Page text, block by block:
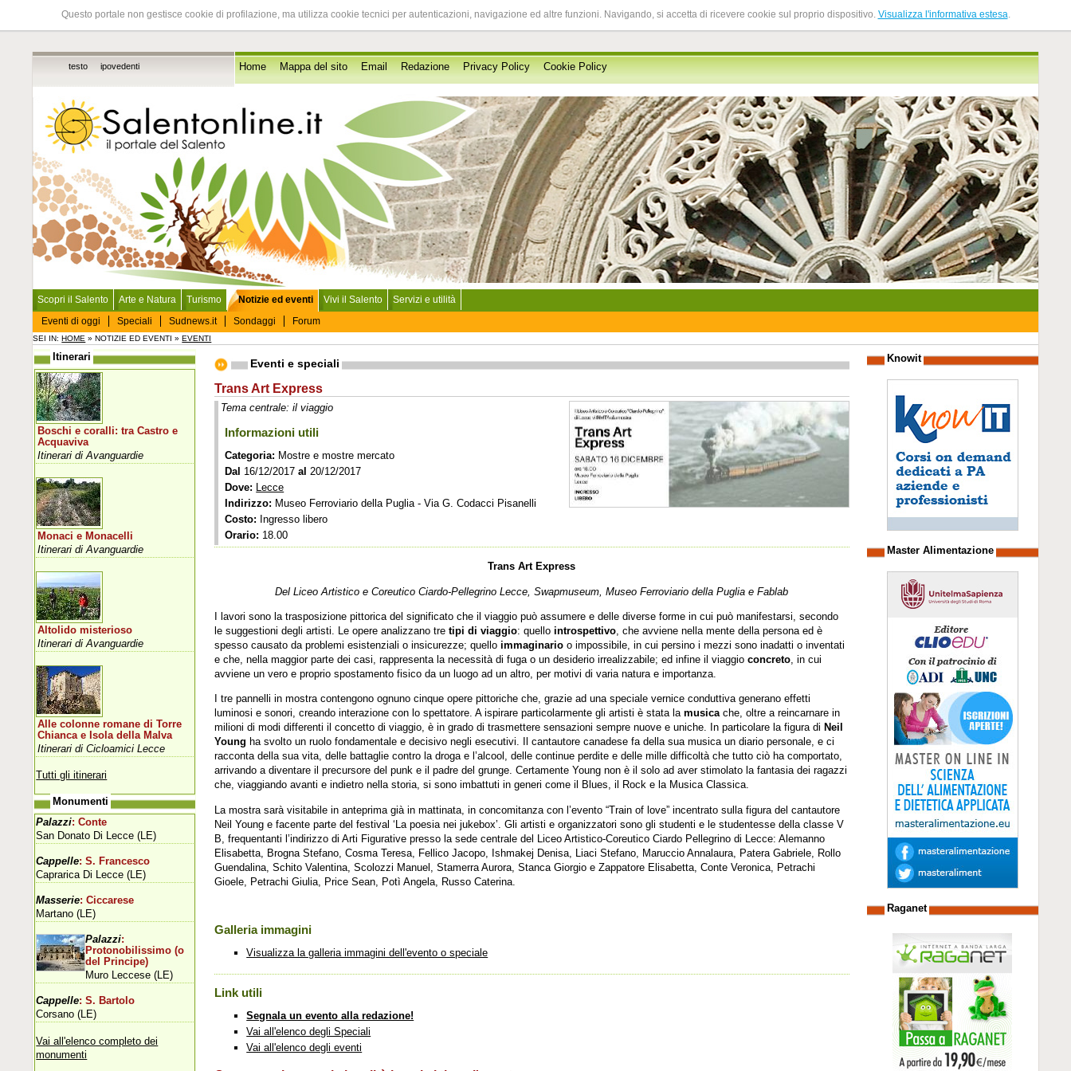
Questo portale non gestisce cookie di profilazione, ma utilizza cookie tecnici per autenticazioni, navigazione ed altre funzioni. Navigando, si accetta di ricevere cookie sul proprio dispositivo. Visualizza l'informativa estesa.
testo ipovedenti Home Mappa del sito Email Redazione Privacy Policy Cookie Policy
Scopri il Salento Arte e Natura Turismo
Notizie ed eventi
Eventi di oggi
Speciali Sudnews.it Sondaggi Forum
Vivi il Salento Servizi e utilità
SEI IN:HOME » NOTIZIE ED EVENTI »EVENTI
Eventi e speciali
Trans Art Express
Tema centrale: il viaggio
Informazioni utili
Categoria: Mostre e mostre mercato
Dal 16/12/2017al 20/12/2017
Dove: Lecce
Indirizzo: Museo Ferroviario della Puglia - Via G. Codacci Pisanelli
Costo: Ingresso libero
Orario: 18.00
Trans Art Express
Del Liceo Artistico e Coreutico Ciardo-Pellegrino Lecce, Swapmuseum, Museo Ferroviario della Puglia e Fablab
I lavori sono la trasposizione pittorica del significato che il viaggio può assumere e delle diverse forme in cui può manifestarsi, secondo
le suggestioni degli artisti. Le opere analizzano tretipi di viaggio: quellointrospettivo, che avviene nella mente della persona ed è
spesso causato da problemi esistenziali o insicurezze; quelloimmaginario o impossibile, in cui persino i mezzi sono inadatti o inventati
e che, nella maggior parte dei casi, rappresenta la necessità di fuga o un desiderio irrealizzabile; ed infine il viaggioconcreto, in cui
avviene un vero e proprio spostamento fisico da un luogo ad un altro, per motivi di varia natura e importanza.
I tre pannelli in mostra contengono ognuno cinque opere pittoriche che, grazie ad una speciale vernice conduttiva generano effetti
luminosi e sonori, creando interazione con lo spettatore. A ispirare particolarmente gli artisti è stata lamusicache, oltre a reincarnare in
milioni di modi differenti il concetto di viaggio, è in grado di trasmettere sensazioni sempre nuove e uniche. In particolare la figura di Neil
Young ha svolto un ruolo fondamentale e decisivo negli esecutivi. Il cantautore canadese fa della sua musica un diario personale, e ci
racconta della sua vita, delle battaglie contro la droga e l’alcool, delle continue perdite e delle mille difficoltà che tutto ciò ha comportato,
arrivando a diventare il precursore del punk e il padre del grunge. Certamente Young non è il solo ad aver stimolato la fantasia dei ragazzi
che, viaggiando avanti e indietro nella storia, si sono imbattuti in generi come il Blues, il Rock e la Musica Classica.
La mostra sarà visitabile in anteprima già in mattinata, in concomitanza con l’evento “Train of love” incentrato sulla figura del cantautore
Neil Young e facente parte del festival ‘La poesia nei jukebox’. Gli artisti e organizzatori sono gli studenti e le studentesse della classe V
B, frequentanti l’indirizzo di Arti Figurative presso la sede centrale del Liceo Artistico-Coreutico Ciardo Pellegrino di Lecce: Alemanno
Elisabetta, Brogna Stefano, Cosma Teresa, Fellico Jacopo, Ishmakej Denisa, Liaci Stefano, Maruccio Annalaura, Patera Gabriele, Rollo
Guendalina, Schito Valentina, Scolozzi Manuel, Stamerra Aurora, Stanca Giorgio e Zappatore Elisabetta, Conte Veronica, Petrachi
Gioele, Petrachi Giulia, Price Sean, Potì Angela, Russo Caterina.
Galleria immagini
Visualizza la galleria immagini dell'evento o speciale
Link utili
Segnala un evento alla redazione!
Vai all'elenco degli Speciali
Vai all'elenco degli eventi
Itinerari
Boschi e coralli: tra Castro e
Acquaviva
Itinerari di Avanguardie
Monaci e Monacelli
Itinerari di Avanguardie
Altolido misterioso
Itinerari di Avanguardie
Alle colonne romane di Torre
Chianca e Isola della Malva
Itinerari di Cicloamici Lecce
Tutti gli itinerari
Monumenti
Palazzi: Conte
San Donato Di Lecce (LE)
Cappelle: S. Francesco
Caprarica Di Lecce (LE)
Masserie: Ciccarese
Martano (LE)
Palazzi:
Protonobilissimo (o
del Principe)
Muro Leccese (LE)
Cappelle: S. Bartolo
Corsano (LE)
Vai all'elenco completo dei
monumenti
Knowit
Master Alimentazione
Raganet